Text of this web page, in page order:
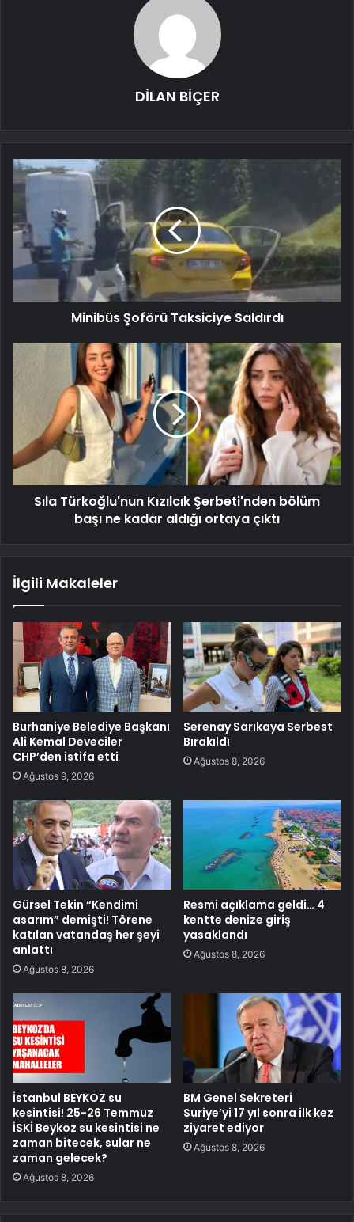
DİLAN BİÇER
Minibüs Şoförü Taksiciye Saldırdı
Sıla Türkoğlu'nun Kızılcık Şerbeti'nden bölüm
başı ne kadar aldığı ortaya çıktı
İlgili Makaleler
Burhaniye Belediye Başkanı
Ali Kemal Deveciler
CHP’den istifa etti
Ağustos 9, 2026
Serenay Sarıkaya Serbest
Bırakıldı
Ağustos 8, 2026
Gürsel Tekin “Kendimi
asarım” demişti! Törene
katılan vatandaş her şeyi
anlattı
Ağustos 8, 2026
Resmi açıklama geldi… 4
kentte denize giriş
yasaklandı
Ağustos 8, 2026
İstanbul BEYKOZ su
kesintisi! 25-26 Temmuz
İSKİ Beykoz su kesintisi ne
zaman bitecek, sular ne
zaman gelecek?
Ağustos 8, 2026
BM Genel Sekreteri
Suriye’yi 17 yıl sonra ilk kez
ziyaret ediyor
Ağustos 8, 2026